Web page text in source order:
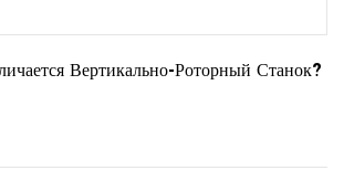
Вертикально-Роторный Станок?